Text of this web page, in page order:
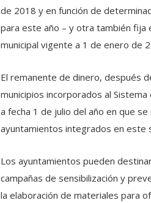
de 2018 y en función de
para este año – y otra también fija
municipal vigente a 1 de enero de
El remanente de dinero, después
municipios incorporados al
a fecha 1 de julio del año en que
ayuntamientos integrados en este
Los ayuntamientos pueden
campañas de sensibilización y
la elaboración de materiales para